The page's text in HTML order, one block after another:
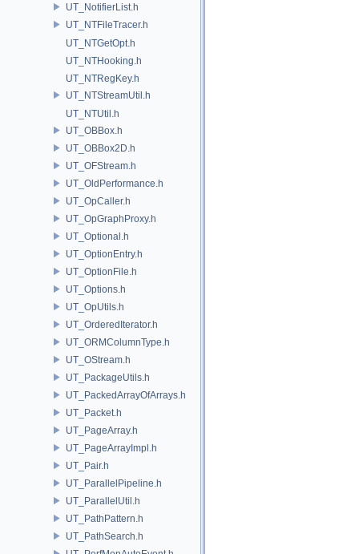
UT_NotifierList.h
UT_NTFileTracer.h
UT_NTGetOpt.h
UT_NTHooking.h
UT_NTRegKey.h
UT_NTStreamUtil.h
UT_NTUtil.h
UT_OBBox.h
UT_OBBox2D.h
UT_OFStream.h
UT_OldPerformance.h
UT_OpCaller.h
UT_OpGraphProxy.h
UT_Optional.h
UT_OptionEntry.h
UT_OptionFile.h
UT_Options.h
UT_OpUtils.h
UT_OrderedIterator.h
UT_ORMColumnType.h
UT_OStream.h
UT_PackageUtils.h
UT_PackedArrayOfArrays.h
UT_Packet.h
UT_PageArray.h
UT_PageArrayImpl.h
UT_Pair.h
UT_ParallelPipeline.h
UT_ParallelUtil.h
UT_PathPattern.h
UT_PathSearch.h